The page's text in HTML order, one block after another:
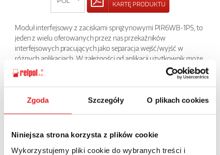
Zgoda Szczegóły O plikach cookies
Niniejsza strona korzysta z plików cookie
Wykorzystujemy pliki cookie do wybranych treści i
KARTĘ PRODUKTU
Moduł interfejsowy z zaciskami sprężynowymi PIR6WB-1PS, to
jeden z wielu oferowanych przez nas przekaźników
interfejsowych pracujących jako separacja wejść/wyjść w
różnych aplikacjach. W zależności od aplikacji użytkownik może
sam określić jaki przekaźnik wykonawczy do tego modułu
zastosuje: elektromagnetyczny RM699B lub półprzewodnikowy
serii RSR30. W tej grupie produktów znajduje się też przekaźnik z
wbudowanym filtrem przeciwzakłóceniowym do długich linii